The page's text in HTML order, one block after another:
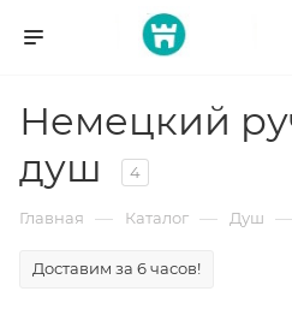
Немецкий
душ
4
Главная — Каталог — Душ —
Доставим за 6 часов!